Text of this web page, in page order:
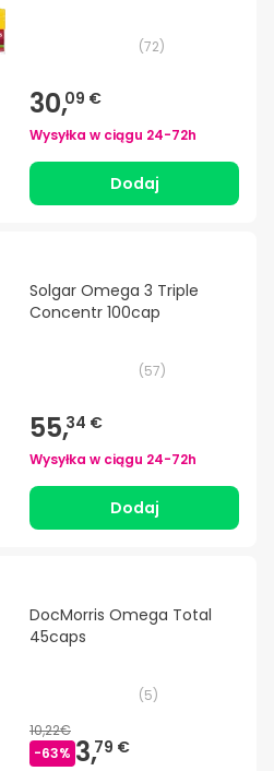
(72)
30,09 €
Wysyłka w ciągu 24-72h
Dodaj
Solgar Omega 3 Triple
Concentr 100cap
(57)
55,34 €
Wysyłka w ciągu 24-72h
Dodaj
DocMorris Omega Total
45caps
(5)
10,22€
-63% 3,79 €